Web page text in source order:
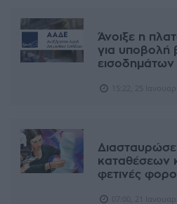
Άνοιξε η
για υποβολή
εισοδημάτων
καταθέσεων
φετινές